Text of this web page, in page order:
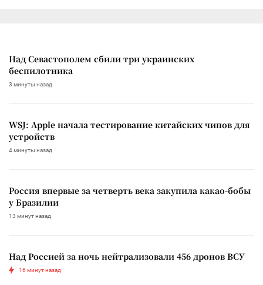
Над Севастополем сбили три украинских
беспилотника
3 минуты назад
WSJ: Apple начала тестирование китайских чипов для
устройств
4 минуты назад
Россия впервые за четверть века закупила какао-бобы
у Бразилии
13 минут назад
Над Россией за ночь нейтрализовали 456 дронов ВСУ
16 минут назад